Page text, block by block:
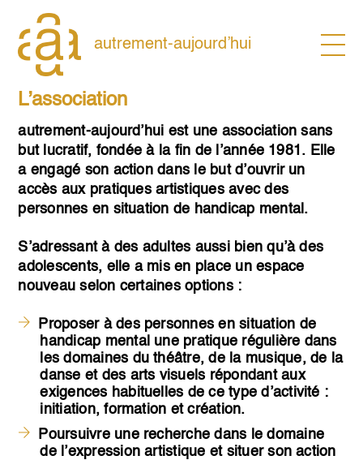
content
autrement-aujourd’hui
L’association
autrement-aujourd’hui est une association sans
but lucratif, fondée à la fin de l’année 1981. Elle
a engagé son action dans le but d’ouvrir un
accès aux pratiques artistiques avec des
personnes en situation de handicap mental.
S’adressant à des adultes aussi bien qu’à des
adolescents, elle a mis en place un espace
nouveau selon certaines options :
Proposer à des personnes en situation de
handicap mental une pratique régulière dans
les domaines du théâtre, de la musique, de la
danse et des arts visuels répondant aux
exigences habituelles de ce type d’activité :
initiation, formation et création.
Poursuivre une recherche dans le domaine
de l’expression artistique et situer son action